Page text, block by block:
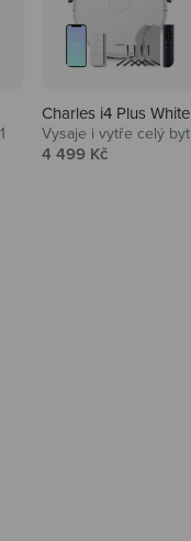
Charles i4 Plus White
Vysaje i vytře celý byt
Prodejní cena
4 499 Kč
a repráky ti